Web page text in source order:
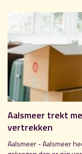
Aalsmeer trekt
vertrekken
Aalsmeer - Aalsmeer